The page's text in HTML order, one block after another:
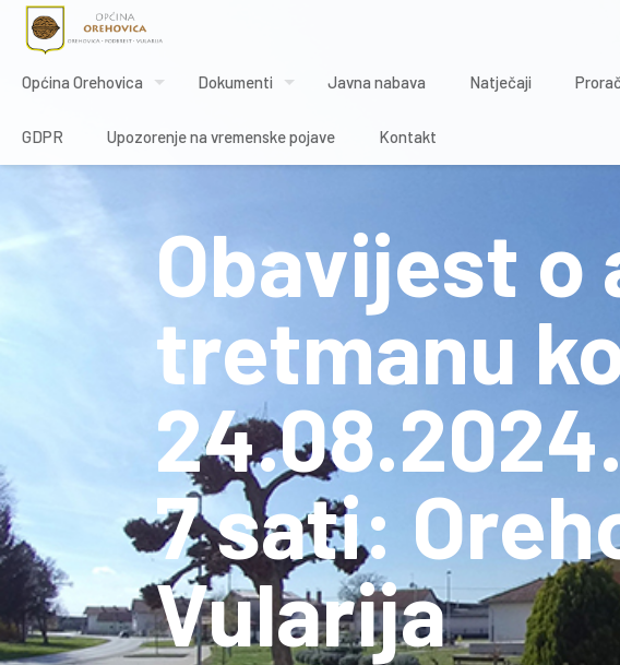
Općina Orehovica Dokumenti Javna nabava Natječaji
GDPR Upozorenje na vremenske pojave Kontakt
Obavijest
tretmanu
7 sati:
Vularija